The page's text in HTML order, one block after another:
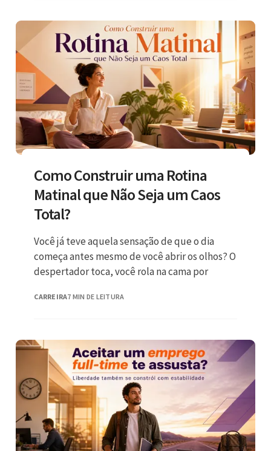
Como Construir uma Rotina
Matinal que Não Seja um Caos
Total?
Você já teve aquela sensação de que o dia
começa antes mesmo de você abrir os olhos? O
despertador toca, você rola na cama por
CARREIRA7 MIN DE LEITURA